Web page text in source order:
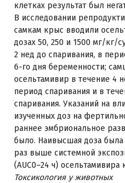
клетках результат был
В исследовании
самкам крыс вводили
дозах 50, 250 и 1500 мг/кг/
2 нед до спаривания, в
6-го дня беременности;
осельтамивир в течение 4
период спаривания и в
спаривания. Указаний на
изученных доз на
раннее эмбриональное
было. Наивысшая доза
раз выше системной
(AUC0–24 ч) осельтамивира
Токсикология у животных